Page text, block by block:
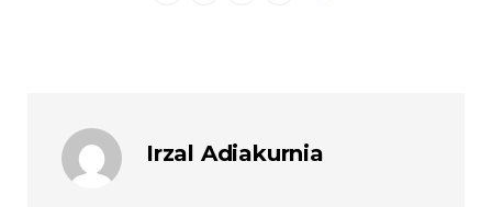
Irzal Adiakurnia